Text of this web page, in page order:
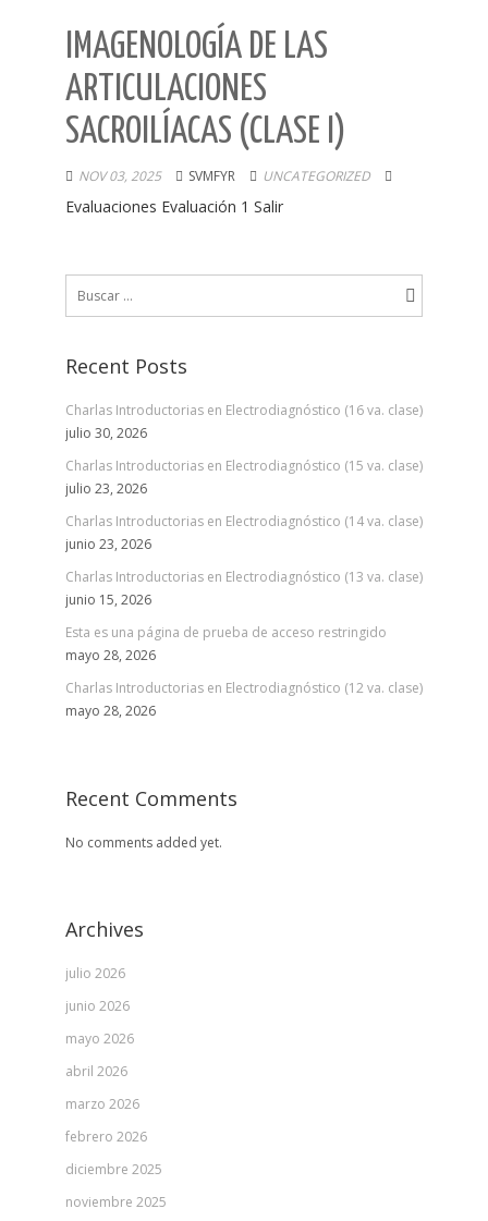
IMAGENOLOGÍA DE LAS
ARTICULACIONES
SACROILÍACAS (CLASE I)
NOV 03, 2025 SVMFYR UNCATEGORIZED
Evaluaciones Evaluación 1 Salir
Buscar:
Recent Posts
Charlas Introductorias en Electrodiagnóstico (16 va. clase)
julio 30, 2026
Charlas Introductorias en Electrodiagnóstico (15 va. clase)
julio 23, 2026
Charlas Introductorias en Electrodiagnóstico (14 va. clase)
junio 23, 2026
Charlas Introductorias en Electrodiagnóstico (13 va. clase)
junio 15, 2026
Esta es una página de prueba de acceso restringido
mayo 28, 2026
Charlas Introductorias en Electrodiagnóstico (12 va. clase)
mayo 28, 2026
Recent Comments
No comments added yet.
Archives
julio 2026
junio 2026
mayo 2026
abril 2026
marzo 2026
febrero 2026
diciembre 2025
noviembre 2025